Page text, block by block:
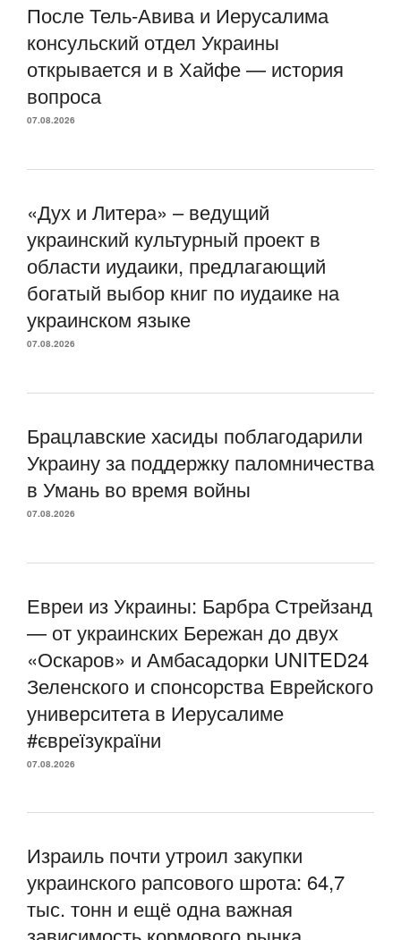
После Тель-Авива и Иерусалима
консульский отдел Украины
открывается и в Хайфе — история
вопроса
07.08.2026
«Дух и Литера» – ведущий
украинский культурный проект в
области иудаики, предлагающий
богатый выбор книг по иудаике на
украинском языке
07.08.2026
Брацлавские хасиды поблагодарили
Украину за поддержку паломничества
в Умань во время войны
07.08.2026
Евреи из Украины: Барбра Стрейзанд
— от украинских Бережан до двух
«Оскаров» и Амбасадорки UNITED24
Зеленского и спонсорства Еврейского
университета в Иерусалиме
#євреїзукраїни
07.08.2026
Израиль почти утроил закупки
украинского рапсового шрота: 64,7
тыс. тонн и ещё одна важная